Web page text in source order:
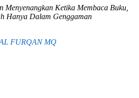
Menyenangkan Ketika Membaca Buku,
Hanya Dalam Genggaman
FURQAN MQ